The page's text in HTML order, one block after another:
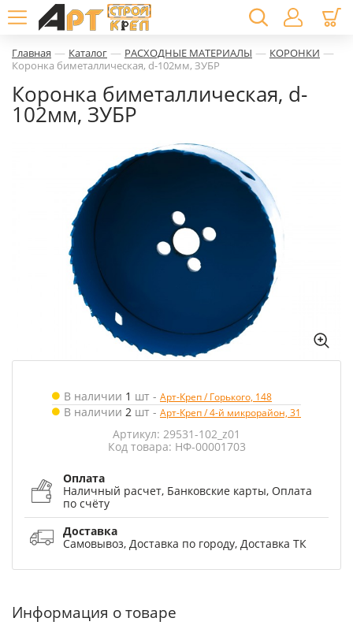
Главная — Каталог — РАСХОДНЫЕ МАТЕРИАЛЫ — КОРОНКИ —
Коронка биметаллическая, d-102мм, ЗУБР
Коронка биметаллическая, d-
102мм, ЗУБР
В наличии 1 шт - Арт-Креп / Горького, 148
В наличии 2 шт - Арт-Креп / 4-й микрорайон, 31
Артикул: 29531-102_z01
Код товара: НФ-00001703
Оплата
Наличный расчет, Банковские карты, Оплата
по счёту
Доставка
Самовывоз, Доставка по городу, Доставка ТК
Информация о товаре